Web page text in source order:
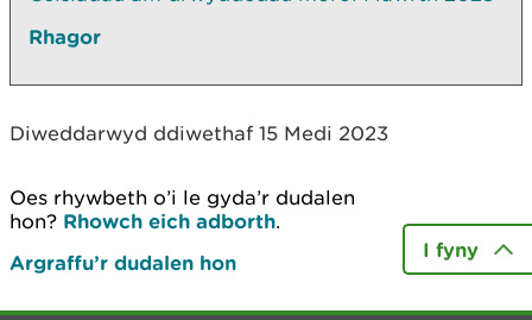
Rhagor
Diweddarwyd ddiwethaf 15 Medi 2023
Oes rhywbeth o’i le gyda’r dudalen
hon? Rhowch eich adborth.
Argraffu’r dudalen hon
I fyny